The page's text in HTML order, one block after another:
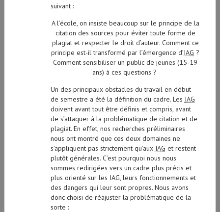
suivant :
A l’école, on insiste beaucoup sur le principe de la
citation des sources pour éviter toute forme de
plagiat et respecter le droit d’auteur. Comment ce
principe est-il transformé par l’émergence d’IAG ?
Comment sensibiliser un public de jeunes (15-19
ans) à ces questions ?
Un des principaux obstacles du travail en début
de semestre a été la définition du cadre. Les IAG
doivent avant tout être définis et compris, avant
de s’attaquer à la problématique de citation et de
plagiat. En effet, nos recherches préliminaires
nous ont montré que ces deux domaines ne
s’appliquent pas strictement qu’aux IAG et restent
plutôt générales. C’est pourquoi nous nous
sommes redirigées vers un cadre plus précis et
plus orienté sur les IAG, leurs fonctionnements et
des dangers qui leur sont propres. Nous avons
donc choisi de réajuster la problématique de la
sorte :